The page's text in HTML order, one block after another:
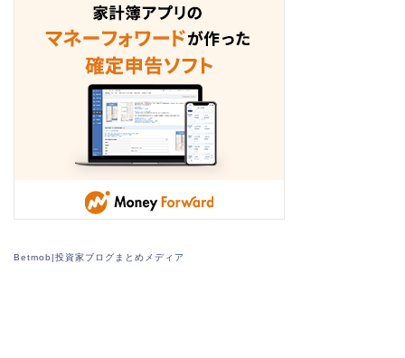
Betmob|投資家ブログまとめメディア